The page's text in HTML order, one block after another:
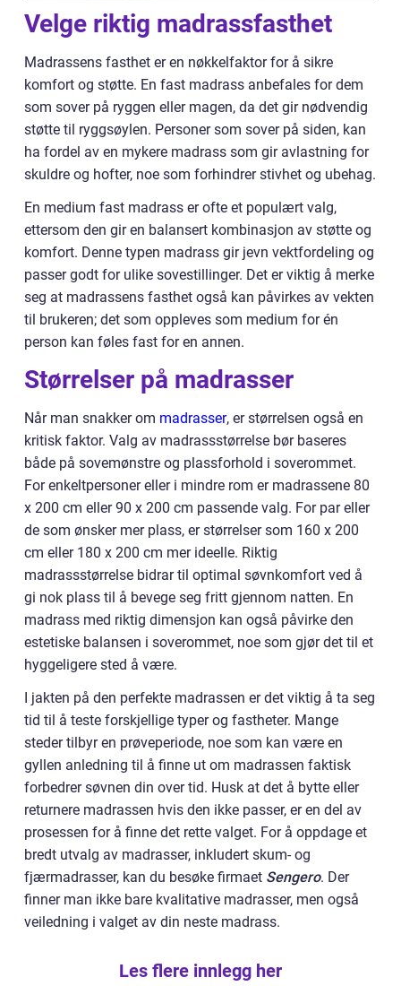
Velge riktig madrassfasthet
Madrassens fasthet er en nøkkelfaktor for å sikre
komfort og støtte. En fast madrass anbefales for dem
som sover på ryggen eller magen, da det gir nødvendig
støtte til ryggsøylen. Personer som sover på siden, kan
ha fordel av en mykere madrass som gir avlastning for
skuldre og hofter, noe som forhindrer stivhet og ubehag.
En medium fast madrass er ofte et populært valg,
ettersom den gir en balansert kombinasjon av støtte og
komfort. Denne typen madrass gir jevn vektfordeling og
passer godt for ulike sovestillinger. Det er viktig å merke
seg at madrassens fasthet også kan påvirkes av vekten
til brukeren; det som oppleves som medium for én
person kan føles fast for en annen.
Størrelser på madrasser
Når man snakker om madrasser, er størrelsen også en
kritisk faktor. Valg av madrassstørrelse bør baseres
både på sovemønstre og plassforhold i soverommet.
For enkeltpersoner eller i mindre rom er madrassene 80
x 200 cm eller 90 x 200 cm passende valg. For par eller
de som ønsker mer plass, er størrelser som 160 x 200
cm eller 180 x 200 cm mer ideelle. Riktig
madrassstørrelse bidrar til optimal søvnkomfort ved å
gi nok plass til å bevege seg fritt gjennom natten. En
madrass med riktig dimensjon kan også påvirke den
estetiske balansen i soverommet, noe som gjør det til et
hyggeligere sted å være.
I jakten på den perfekte madrassen er det viktig å ta seg
tid til å teste forskjellige typer og fastheter. Mange
steder tilbyr en prøveperiode, noe som kan være en
gyllen anledning til å finne ut om madrassen faktisk
forbedrer søvnen din over tid. Husk at det å bytte eller
returnere madrassen hvis den ikke passer, er en del av
prosessen for å finne det rette valget. For å oppdage et
bredt utvalg av madrasser, inkludert skum- og
fjærmadrasser, kan du besøke firmaet Sengero. Der
finner man ikke bare kvalitative madrasser, men også
veiledning i valget av din neste madrass.
Les flere innlegg her